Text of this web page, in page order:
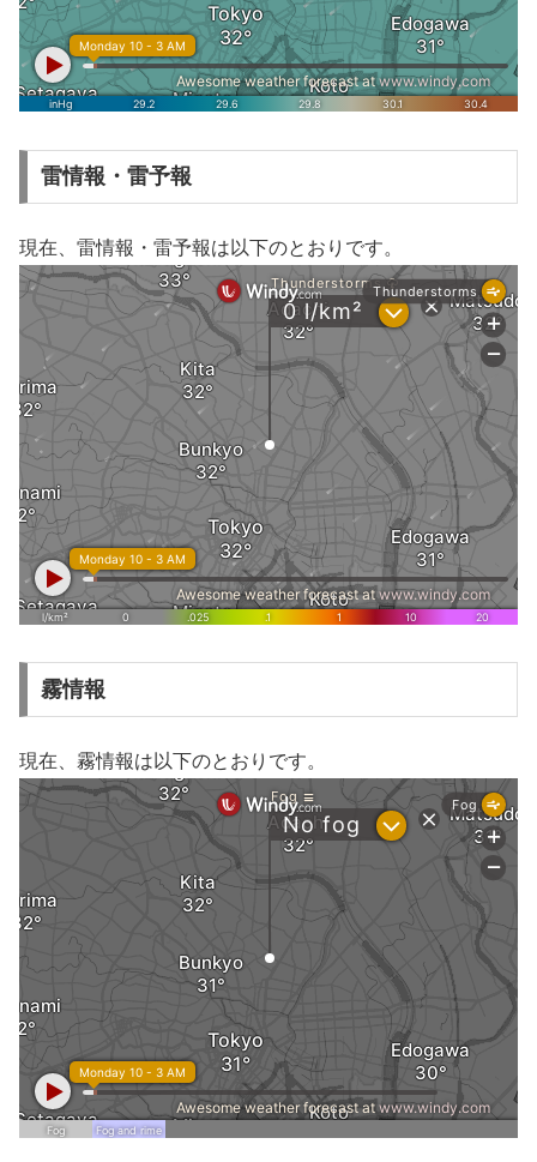
雷情報・雷予報
現在、雷情報・雷予報は以下のとおりです。
霧情報
現在、霧情報は以下のとおりです。